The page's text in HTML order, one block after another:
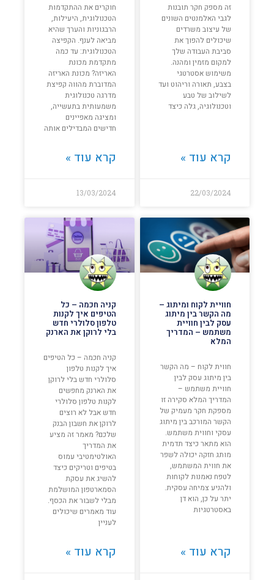
זה מספק חקר תובנות
לגבי האלמנטים השונים
של עיצוב משרדים
שיכולים להפוך את
סביבת העבודה שלך
למקום מזמין ומהנה.
משימוש אסטרטגי
בצבע, תאורה וריהוט ועד
לשילוב של טבע
וטכנולוגיה, גלה כיצד
קרא עוד »
22/03/2024
חוקרים את ההתקדמות
הטכנולוגית, היעילות,
הרבגוניות והערך שהיא
מביאה לענף. הקפיצה
הטכנולוגית: עד כמה
מתקדמת מכונת
האריזה? מכונת האריזה
המדוברת מהווה קפיצת
מדרגה טכנולוגית
משמעותית בתעשייה,
ומציגה מאפיינים
חדישים המבדילים אותה
קרא עוד »
13/03/2024
חוויית לקוח ומיתוג –
מה הקשר בין מיתוג
עסק לבין חוויית
משתמש – המדריך
המלא
חווית לקוח – מה הקשר
בין מיתוג עסק לבין
חוויית משתמש –
המדריך המלא סקירה זו
מספקת חקר מעמיק של
הקשר המורכב בין מיתוג
עסקי וחווית משתמש.
הוא מתאר כיצד תדמית
מותג חזקה יכולה לשפר
את חווית המשתמש,
לטפח נאמנות לקוחות
ולהניע צמיחה עסקית.
יתר על כן, הוא דן
באסטרטגיות
קרא עוד »
קניה חכמה – כל
הטיפים איך לקנות
טלפון סלולרי חדש
בלי לרוקן את הארנק
קניה חכמה – כל הטיפים
איך לקנות טלפון
סלולרי חדש בלי לרוקן
את הארנק מחפשים
לקנות טלפון סלולרי
חדש אבל לא רוצים
לרוקן את חשבון הבנק
שלכם? מאמר זה מציע
את המדריך
האולטימטיבי עמוס
בטיפים וטריקים כיצד
להשיג את עסקת
הסמארטפון המושלמת
מבלי לשבור את הכסף.
עוד מאמרים שיכולים
לעניין
קרא עוד »